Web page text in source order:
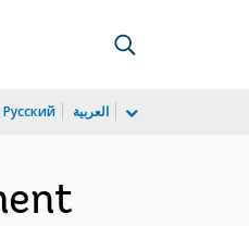
Русский العربية